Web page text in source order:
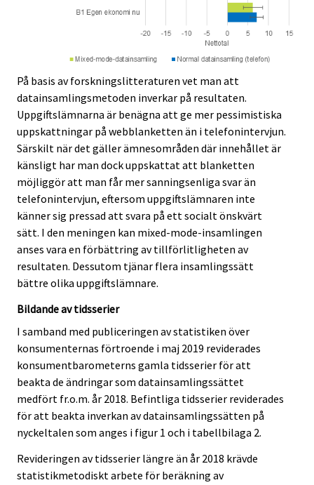
På basis av forskningslitteraturen vet man att
datainsamlingsmetoden inverkar på resultaten.
Uppgiftslämnarna är benägna att ge mer pessimistiska
uppskattningar på webblanketten än i telefonintervjun.
Särskilt när det gäller ämnesområden där innehållet är
känsligt har man dock uppskattat att blanketten
möjliggör att man får mer sanningsenliga svar än
telefonintervjun, eftersom uppgiftslämnaren inte
känner sig pressad att svara på ett socialt önskvärt
sätt. I den meningen kan mixed-mode-insamlingen
anses vara en förbättring av tillförlitligheten av
resultaten. Dessutom tjänar flera insamlingssätt
bättre olika uppgiftslämnare.
Bildande av tidsserier
I samband med publiceringen av statistiken över
konsumenternas förtroende i maj 2019 reviderades
konsumentbarometerns gamla tidsserier för att
beakta de ändringar som datainsamlingssättet
medfört fr.o.m. år 2018. Befintliga tidsserier reviderades
för att beakta inverkan av datainsamlingssätten på
nyckeltalen som anges i figur 1 och i tabellbilaga 2.
Revideringen av tidsserier längre än år 2018 krävde
statistikmetodiskt arbete för beräkning av